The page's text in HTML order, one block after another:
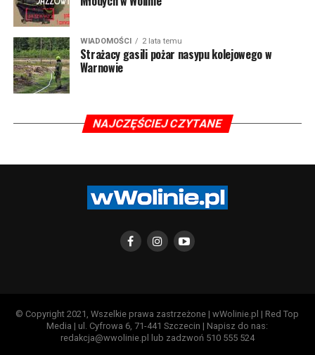
WIADOMOŚCI 2 lata temu
Strażacy gasili pożar nasypu kolejowego w
Warnowie
NAJCZĘŚCIEJ CZYTANE
© Copyright 2021, Wszelkie prawa zastrzeżone | wWolinie.pl | Red Top
Media | ul. Cyfrowa 6, 71-441 Szczecin | Napisz do nas:
redakcja@wwolinie.pl lub zadzwoń 510 555 524